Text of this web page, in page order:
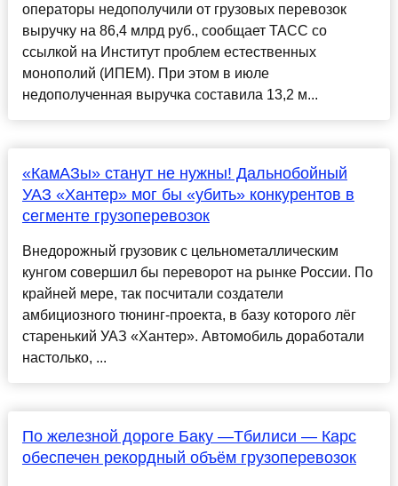
операторы недополучили от грузовых перевозок
выручку на 86,4 млрд руб., сообщает ТАСС со
ссылкой на Институт проблем естественных
монополий (ИПЕМ). При этом в июле
недополученная выручка составила 13,2 м...
«КамАЗы» станут не нужны! Дальнобойный
УАЗ «Хантер» мог бы «убить» конкурентов в
сегменте грузоперевозок
Внедорожный грузовик с цельнометаллическим
кунгом совершил бы переворот на рынке России. По
крайней мере, так посчитали создатели
амбициозного тюнинг-проекта, в базу которого лёг
старенький УАЗ «Хантер». Автомобиль доработали
настолько, ...
По железной дороге Баку —Тбилиси — Карс
обеспечен рекордный объëм грузоперевозок